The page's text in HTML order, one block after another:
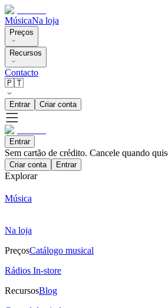
MúsicaNa loja
Preços
Recursos
Contacto
🇵🇹
Entrar Criar conta
Entrar
Sem cartão de crédito. Cancele quando
Criar conta Entrar
Explorar
Música
Na loja
PreçosCatálogo musical
Rádios In-store
RecursosBlog